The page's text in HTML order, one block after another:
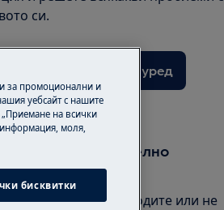
си.
упътване за Вашия уред
от допълнително
сигурни как да подходите или не
и за промоционални и
уебсайт с нашите
на всички
моля,
бисквитки